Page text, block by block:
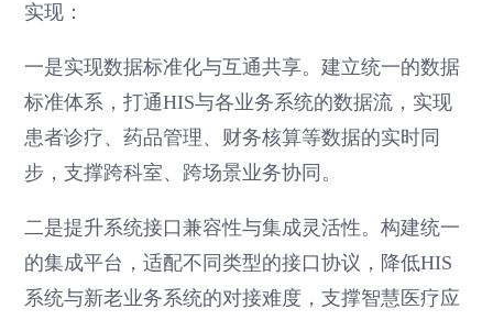
实现：
一是实现数据标准化与互通共享。建立统一的数据
标准体系，打通HIS与各业务系统的数据流，实现
患者诊疗、药品管理、财务核算等数据的实时同
步，支撑跨科室、跨场景业务协同。
二是提升系统接口兼容性与集成灵活性。构建统一
的集成平台，适配不同类型的接口协议，降低HIS
系统与新老业务系统的对接难度，支撑智慧医疗应